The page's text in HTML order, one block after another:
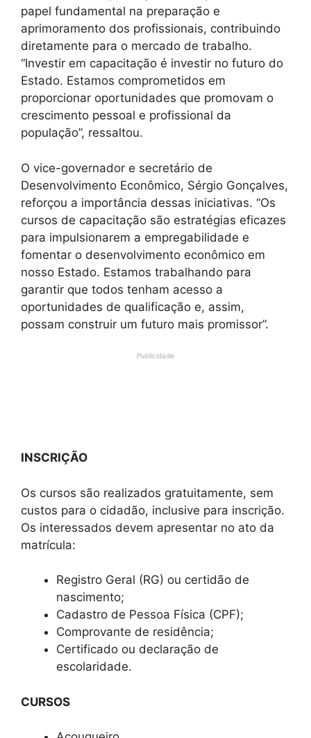
papel fundamental na preparação e
aprimoramento dos profissionais, contribuindo
diretamente para o mercado de trabalho.
“Investir em capacitação é investir no futuro do
Estado. Estamos comprometidos em
proporcionar oportunidades que promovam o
crescimento pessoal e profissional da
população”, ressaltou.
O vice-governador e secretário de
Desenvolvimento Econômico, Sérgio Gonçalves,
reforçou a importância dessas iniciativas. “Os
cursos de capacitação são estratégias eficazes
para impulsionarem a empregabilidade e
fomentar o desenvolvimento econômico em
nosso Estado. Estamos trabalhando para
garantir que todos tenham acesso a
oportunidades de qualificação e, assim,
possam construir um futuro mais promissor”.
Publicidade
INSCRIÇÃO
Os cursos são realizados gratuitamente, sem
custos para o cidadão, inclusive para inscrição.
Os interessados devem apresentar no ato da
matrícula:
Registro Geral (RG) ou certidão de
nascimento;
Cadastro de Pessoa Física (CPF);
Comprovante de residência;
Certificado ou declaração de
escolaridade.
CURSOS